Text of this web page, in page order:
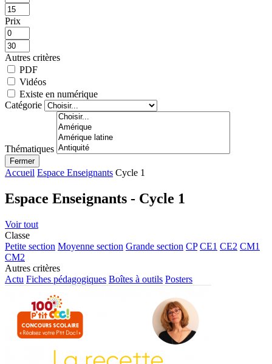
Prix
Autres critères
PDF
Vidéos
Existe en numérique
Catégorie
Thématiques
Fermer
Accueil Espace Enseignants Cycle 1
Espace Enseignants - Cycle 1
Voir tout
Classe
Petite section Moyenne section Grande section CP CE1 CE2 CM1
CM2
Autres critères
Actu Fiches pédagogiques Boîtes à outils Posters